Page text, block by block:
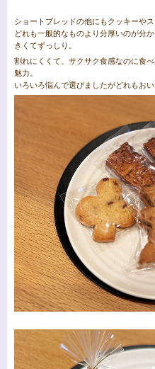
ショートブレッドの他にもクッキーやス
どれも一般的なものより分厚いのが分
きくてずっしり。
割れにくくて、サクサク食感なのに食
魅力。
いろいろ悩んで選びましたがどれもお